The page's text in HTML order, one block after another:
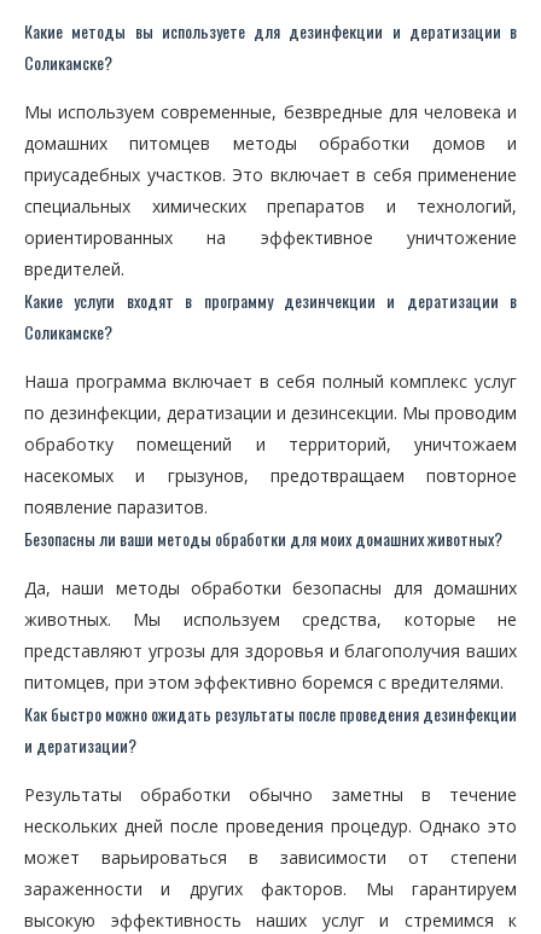
Какие методы вы используете для дезинфекции и дератизации в
Соликамске?
Мы используем современные, безвредные для человека и
домашних питомцев методы обработки домов и
приусадебных участков. Это включает в себя применение
специальных химических препаратов и технологий,
ориентированных на эффективное уничтожение
вредителей.
Какие услуги входят в программу дезинчекции и дератизации в
Соликамске?
Наша программа включает в себя полный комплекс услуг
по дезинфекции, дератизации и дезинсекции. Мы проводим
обработку помещений и территорий, уничтожаем
насекомых и грызунов, предотвращаем повторное
появление паразитов.
Безопасны ли ваши методы обработки для моих домашних животных?
Да, наши методы обработки безопасны для домашних
животных. Мы используем средства, которые не
представляют угрозы для здоровья и благополучия ваших
питомцев, при этом эффективно боремся с вредителями.
Как быстро можно ожидать результаты после проведения дезинфекции
и дератизации?
Результаты обработки обычно заметны в течение
нескольких дней после проведения процедур. Однако это
может варьироваться в зависимости от степени
зараженности и других факторов. Мы гарантируем
высокую эффективность наших услуг и стремимся к